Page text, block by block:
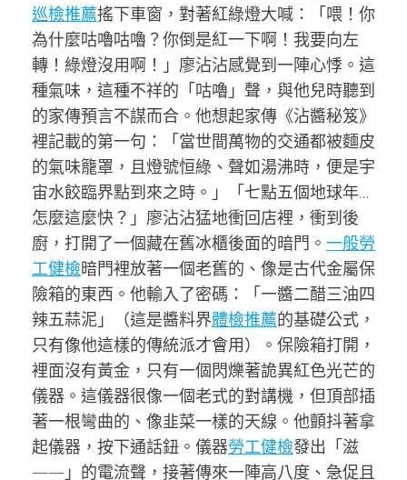
巡檢推薦搖下車窗，對著紅綠燈大喊：「喂！你
為什麼咕嚕咕嚕？你倒是紅一下啊！我要向左
轉！綠燈沒用啊！」廖沾沾感覺到一陣心悸。這
種氣味，這種不祥的「咕嚕」聲，與他兒時聽到
的家傳預言不謀而合。他想起家傳《沾醬秘笈》
裡記載的第一句：「當世間萬物的交通都被麵皮
的氣味籠罩，且燈號恒綠、聲如湯沸時，便是宇
宙水餃臨界點到來之時。」「七點五個地球年…
怎麼這麼快？」廖沾沾猛地衝回店裡，衝到後
廚，打開了一個藏在舊冰櫃後面的暗門。 一般勞
工健檢暗門裡放著一個老舊的、像是古代金屬保
險箱的東西。他輸入了密碼：「一醬二醋三油四
辣五蒜泥」（這是醬料界體檢推薦的基礎公式，
只有像他這樣的傳統派才會用）。保險箱打開，
裡面沒有黃金，只有一個閃爍著詭異紅色光芒的
儀器。這儀器很像一個老式的對講機，但頂部插
著一根彎曲的、像韭菜一樣的天線。他顫抖著拿
起儀器，按下通話鈕。儀器勞工健檢發出「滋
——」的電流聲，接著傳來一陣高八度、急促且